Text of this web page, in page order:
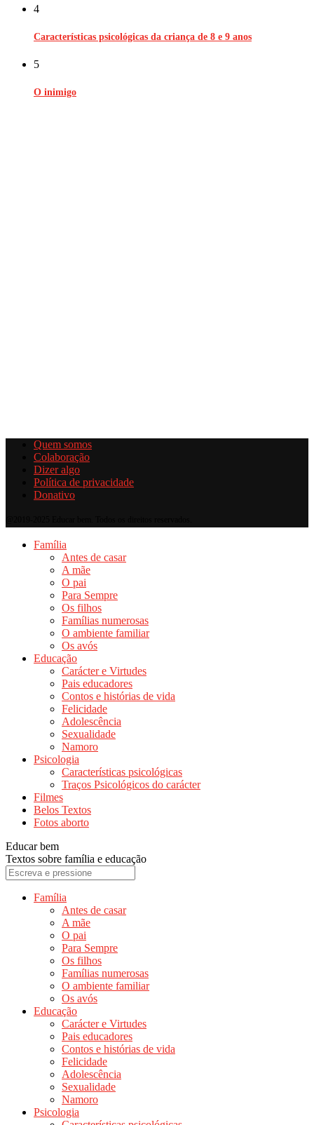
4
Características psicológicas da criança de 8 e 9 anos
5
O inimigo
Quem somos
Colaboração
Dizer algo
Política de privacidade
Donativo
Família
Antes de casar
A mãe
O pai
Para Sempre
Os filhos
Famílias numerosas
O ambiente familiar
Os avós
Educação
Carácter e Virtudes
Pais educadores
Contos e histórias de vida
Felicidade
Adolescência
Sexualidade
Namoro
Psicologia
Características psicológicas
Traços Psicológicos do carácter
Filmes
Belos Textos
Fotos aborto
Educar bem
Textos sobre família e educação
Família
Antes de casar
A mãe
O pai
Para Sempre
Os filhos
Famílias numerosas
O ambiente familiar
Os avós
Educação
Carácter e Virtudes
Pais educadores
Contos e histórias de vida
Felicidade
Adolescência
Sexualidade
Namoro
Psicologia